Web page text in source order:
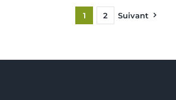
1 2 Suivant